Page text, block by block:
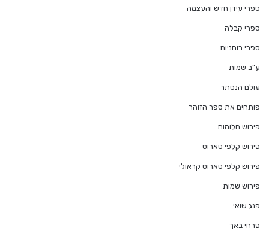
ספרי עידן חדש והעצמה
ספרי קבלה
ספרי רוחניות
ע"ב שמות
עולם הנסתר
פותחים את ספר הזוהר
פירוש חלומות
פירוש קלפי טארוט
פירוש קלפי טארוט קראולי
פירוש שמות
פנג שואי
פרחי באך